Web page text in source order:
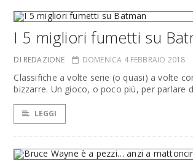
I 5 migliori fumetti su
DI REDAZIONE DOMENICA 4 FEBBRAIO 2018
Classifiche a volte serie (o quasi) a volte
bizzarre. Un gioco, o poco più, per parlare
LEGGI